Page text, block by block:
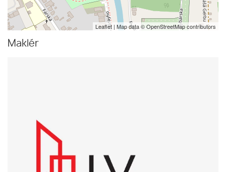
Leaflet | Map data ©OpenStreetMapcontributors
Maklér